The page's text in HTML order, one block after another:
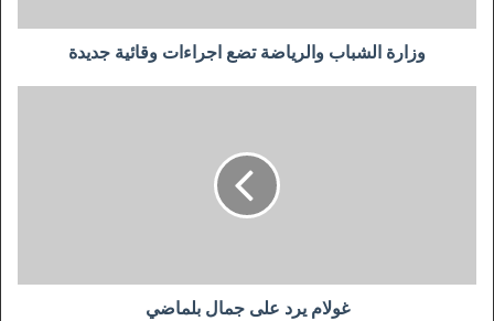
وزارة الشباب والرياضة تضع اجراءات وقائية جديدة
غولام يرد على جمال بلماضي